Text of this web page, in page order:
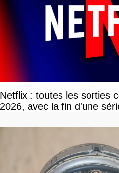
Netflix : toutes les sorties
2026, avec la fin d'une